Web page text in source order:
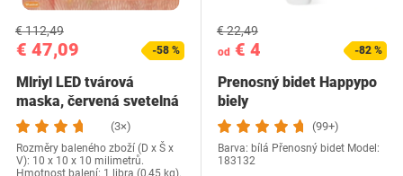
€ 47,09
€ 112,49
-58 %
Mlriyl LED tvárová
maska, červená svetelná
maska ​​na tvár…(3×)
Rozměry baleného zboží (D x Š x
V): 10 x 10 x 10 milimetrů.
od € 4
€ 22,49
-82 %
Prenosný bidet Happypo
biely
(99+)
Barva: bílá Přenosný bidet Model:
183132